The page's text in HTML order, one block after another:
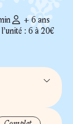
: 0h55
+ 6 ans
: 6 à 20€